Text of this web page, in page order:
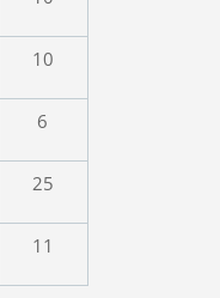
10
6
25
11